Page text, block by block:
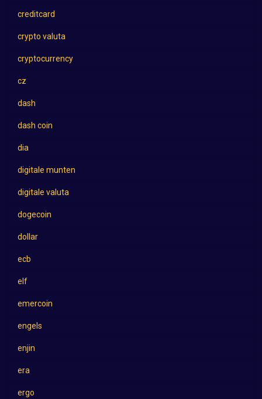
creditcard
crypto valuta
cryptocurrency
cz
dash
dash coin
dia
digitale munten
digitale valuta
dogecoin
dollar
ecb
elf
emercoin
engels
enjin
era
ergo